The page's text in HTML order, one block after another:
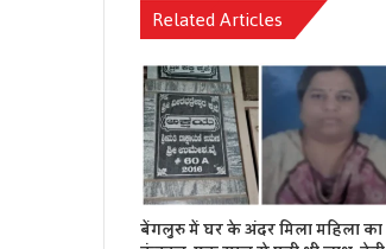
Related Articles
बेंगलुरु में घर के अंदर मिला महिला का